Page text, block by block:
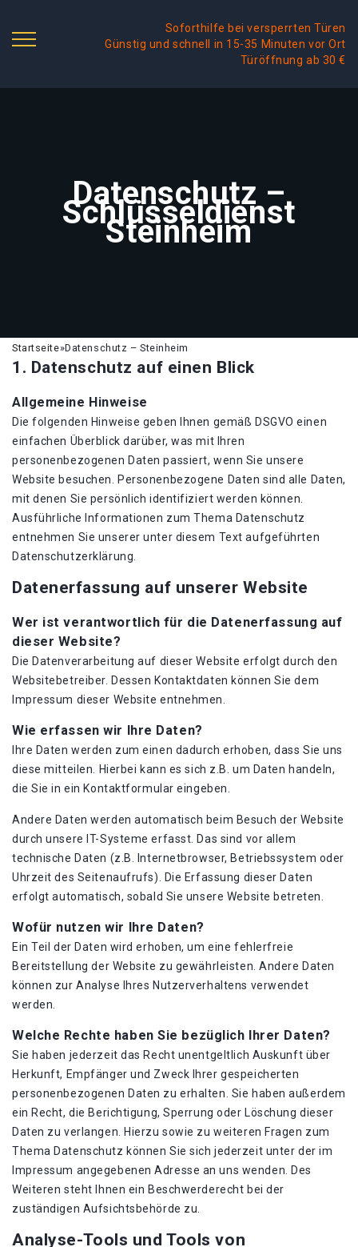
Soforthilfe bei versperrten Türen
Günstig und schnell in 15-35 Minuten vor Ort
Türöffnung ab 30 €
Datenschutz –
Schlüsseldienst
Steinheim
Startseite»Datenschutz – Steinheim
1. Datenschutz auf einen Blick
Allgemeine Hinweise
Die folgenden Hinweise geben Ihnen gemäß DSGVO einen
einfachen Überblick darüber, was mit Ihren
personenbezogenen Daten passiert, wenn Sie unsere
Website besuchen. Personenbezogene Daten sind alle Daten,
mit denen Sie persönlich identifiziert werden können.
Ausführliche Informationen zum Thema Datenschutz
entnehmen Sie unserer unter diesem Text aufgeführten
Datenschutzerklärung.
Datenerfassung auf unserer Website
Wer ist verantwortlich für die Datenerfassung auf
dieser Website?
Die Datenverarbeitung auf dieser Website erfolgt durch den
Websitebetreiber. Dessen Kontaktdaten können Sie dem
Impressum dieser Website entnehmen.
Wie erfassen wir Ihre Daten?
Ihre Daten werden zum einen dadurch erhoben, dass Sie uns
diese mitteilen. Hierbei kann es sich z.B. um Daten handeln,
die Sie in ein Kontaktformular eingeben.
Andere Daten werden automatisch beim Besuch der Website
durch unsere IT-Systeme erfasst. Das sind vor allem
technische Daten (z.B. Internetbrowser, Betriebssystem oder
Uhrzeit des Seitenaufrufs). Die Erfassung dieser Daten
erfolgt automatisch, sobald Sie unsere Website betreten.
Wofür nutzen wir Ihre Daten?
Ein Teil der Daten wird erhoben, um eine fehlerfreie
Bereitstellung der Website zu gewährleisten. Andere Daten
können zur Analyse Ihres Nutzerverhaltens verwendet
werden.
Welche Rechte haben Sie bezüglich Ihrer Daten?
Sie haben jederzeit das Recht unentgeltlich Auskunft über
Herkunft, Empfänger und Zweck Ihrer gespeicherten
personenbezogenen Daten zu erhalten. Sie haben außerdem
ein Recht, die Berichtigung, Sperrung oder Löschung dieser
Daten zu verlangen. Hierzu sowie zu weiteren Fragen zum
Thema Datenschutz können Sie sich jederzeit unter der im
Impressum angegebenen Adresse an uns wenden. Des
Weiteren steht Ihnen ein Beschwerderecht bei der
zuständigen Aufsichtsbehörde zu.
Analyse-Tools und Tools von